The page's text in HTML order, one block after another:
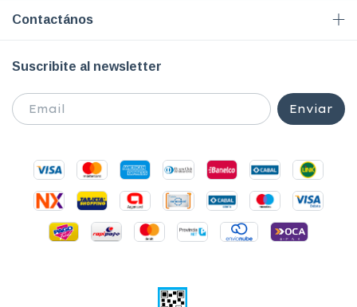
Contactános
Suscribite al newsletter